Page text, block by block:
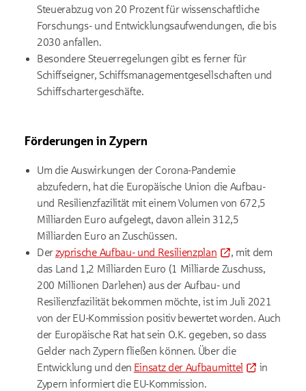
Steuerabzug von 20 Prozent für wissenschaftliche
Forschungs- und Entwicklungsaufwendungen, die bis
2030 anfallen.
Besondere Steuerregelungen gibt es ferner für
Schiffseigner, Schiffsmanagementgesellschaften und
Schiffschartergeschäfte.
Förderungen in Zypern
Um die Auswirkungen der Corona-Pandemie
abzufedern, hat die Europäische Union die Aufbau-
und Resilienzfazilität mit einem Volumen von 672,5
Milliarden Euro aufgelegt, davon allein 312,5
Milliarden Euro an Zuschüssen.
Derzyprische Aufbau- und Resilienzplan
, mit dem
das Land 1,2 Milliarden Euro (1 Milliarde Zuschuss,
200 Millionen Darlehen) aus der Aufbau- und
Resilienzfazilität bekommen möchte, ist im Juli 2021
von derEU-Kommission positiv bewertetworden. Auch
der Europäische Rat hat sein O.K. gegeben, so dass
Gelder nach Zypern fließen können. Über die
Entwicklung und den Einsatz der Aufbaumittel
in
Zypern informiert die EU-Kommission.